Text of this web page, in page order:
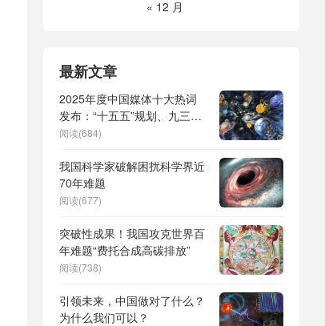
« 12 月
最新文章
2025年度中国媒体十大热词
发布：“十五五”规划、九三阅
兵、全球治理倡议、
形机器人、苏超、票根经济、
育儿补贴、科学素养、网络生
态治理
阅读(684)
我国科学家破解困扰科学界近
70年难题
阅读(677)
突破性成果！我国攻克世界百
年难题“费托合成高碳排放”
阅读(738)
引领未来，中国做对了什么？
为什么我们可以？